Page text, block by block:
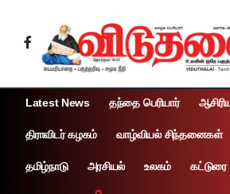
Latest News தந்தை பெரியார்
திராவிடர் கழகம் வாழ்வியல் சிந்தனைகள்
தமிழ்நாடு அரசியல் உலகம் கட்டுரை